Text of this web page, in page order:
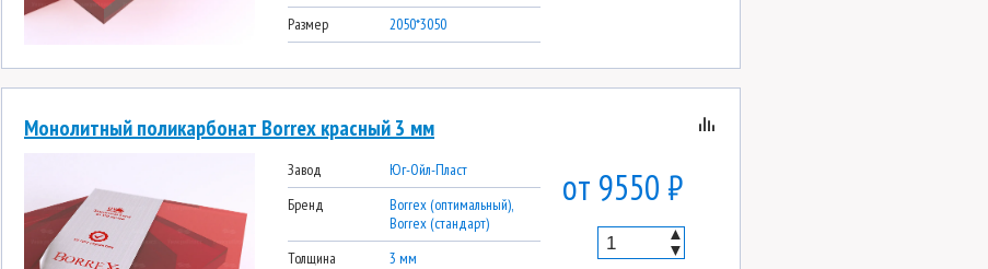
Размер
2050*3050
Монолитный поликарбонат Borrex красный 3 мм
Завод
Юг-Ойл-Пласт
Бренд
Borrex (оптимальный),
Borrex (стандарт)
Толщина
3 мм
от 9550 ₽
▲
▼